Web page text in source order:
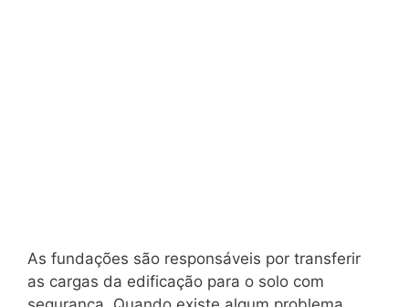
As fundações são responsáveis por transferir
as cargas da edificação para o solo com